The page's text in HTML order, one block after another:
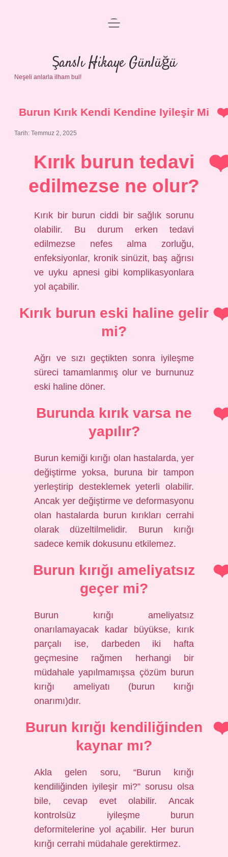
Anasayfa
Gizlilik Politikası
menüyü
Şanslı Hikaye Günlüğü
Neşeli anlarla ilham bul!
Burun Kırık Kendi Kendine Iyileşir Mi
Tarih: Temmuz 2, 2025
Kırık burun tedavi
edilmezse ne olur?
Kırık bir burun ciddi bir sağlık sorunu
olabilir. Bu durum erken tedavi
edilmezse nefes alma zorluğu,
enfeksiyonlar, kronik sinüzit, baş ağrısı
ve uyku apnesi gibi komplikasyonlara
yol açabilir.
Kırık burun eski haline gelir
mi?
Ağrı ve sızı geçtikten sonra iyileşme
süreci tamamlanmış olur ve burnunuz
eski haline döner.
Burunda kırık varsa ne
yapılır?
Burun kemiği kırığı olan hastalarda, yer
değiştirme yoksa, buruna bir tampon
yerleştirip desteklemek yeterli olabilir.
Ancak yer değiştirme ve deformasyonu
olan hastalarda burun kırıkları cerrahi
olarak düzeltilmelidir. Burun kırığı
sadece kemik dokusunu etkilemez.
Burun kırığı ameliyatsız
geçer mi?
Burun kırığı ameliyatsız
onarılamayacak kadar büyükse, kırık
parçalı ise, darbeden iki hafta
geçmesine rağmen herhangi bir
müdahale yapılmamışsa çözüm burun
kırığı ameliyatı (burun kırığı
onarımı)dır.
Burun kırığı kendiliğinden
kaynar mı?
Akla gelen soru, “Burun kırığı
kendiliğinden iyileşir mi?” sorusu olsa
bile, cevap evet olabilir. Ancak
kontrolsüz iyileşme burun
deformitelerine yol açabilir. Her burun
kırığı cerrahi müdahale gerektirmez.